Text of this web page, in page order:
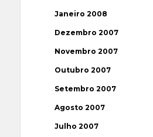
Janeiro 2008
Dezembro 2007
Novembro 2007
Outubro 2007
Setembro 2007
Agosto 2007
Julho 2007